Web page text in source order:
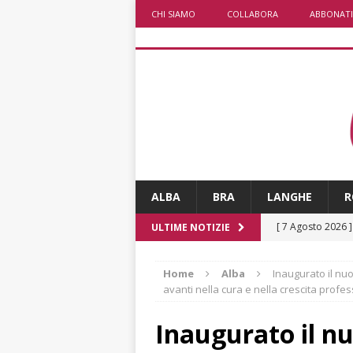
CHI SIAMO COLLABORA ABBONATI
ALBA BRA LANGHE
ULTIME NOTIZIE [ 7 Agosto 2026 ]
[ 7 Agosto 2026 ]
[ 7 Agosto 2026 ]
Home Alba
Inaugurato il
avanti nella cura e nella crescita
Inaugurato il